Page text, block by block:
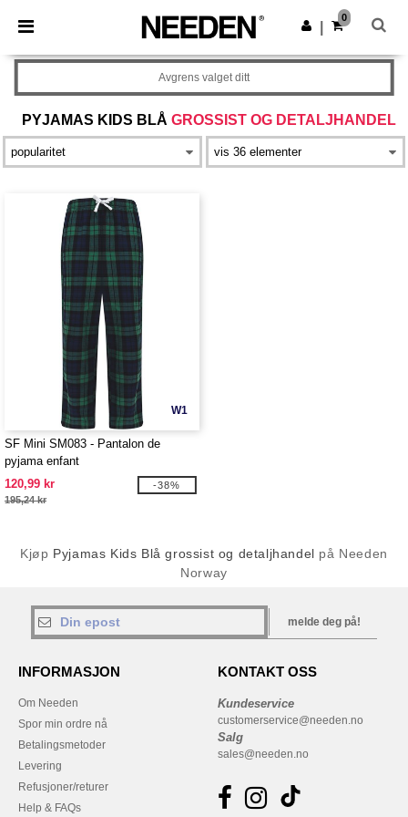
× Needen-app
Bedre priser i appen!
Last ned app
0
PYJAMAS KIDS BLÅ GROSSIST OG DETALJHANDEL
Avgrens valget ditt
W1
SF Mini SM083 - Pantalon de
pyjama enfant
120,99 kr
195,24 kr
-38%
Kjøp Pyjamas Kids Blå grossist og detaljhandel på Needen
Norway
melde deg på!
INFORMASJON
Om Needen
Spor min ordre nå
Betalingsmetoder
Levering
Refusjoner/returer
Help & FAQs
KONTAKT OSS
Kundeservice
customerservice@needen.no
Salg
sales@needen.no